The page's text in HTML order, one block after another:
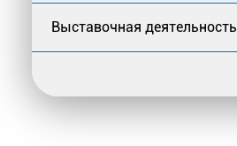
Выставочная деятельность